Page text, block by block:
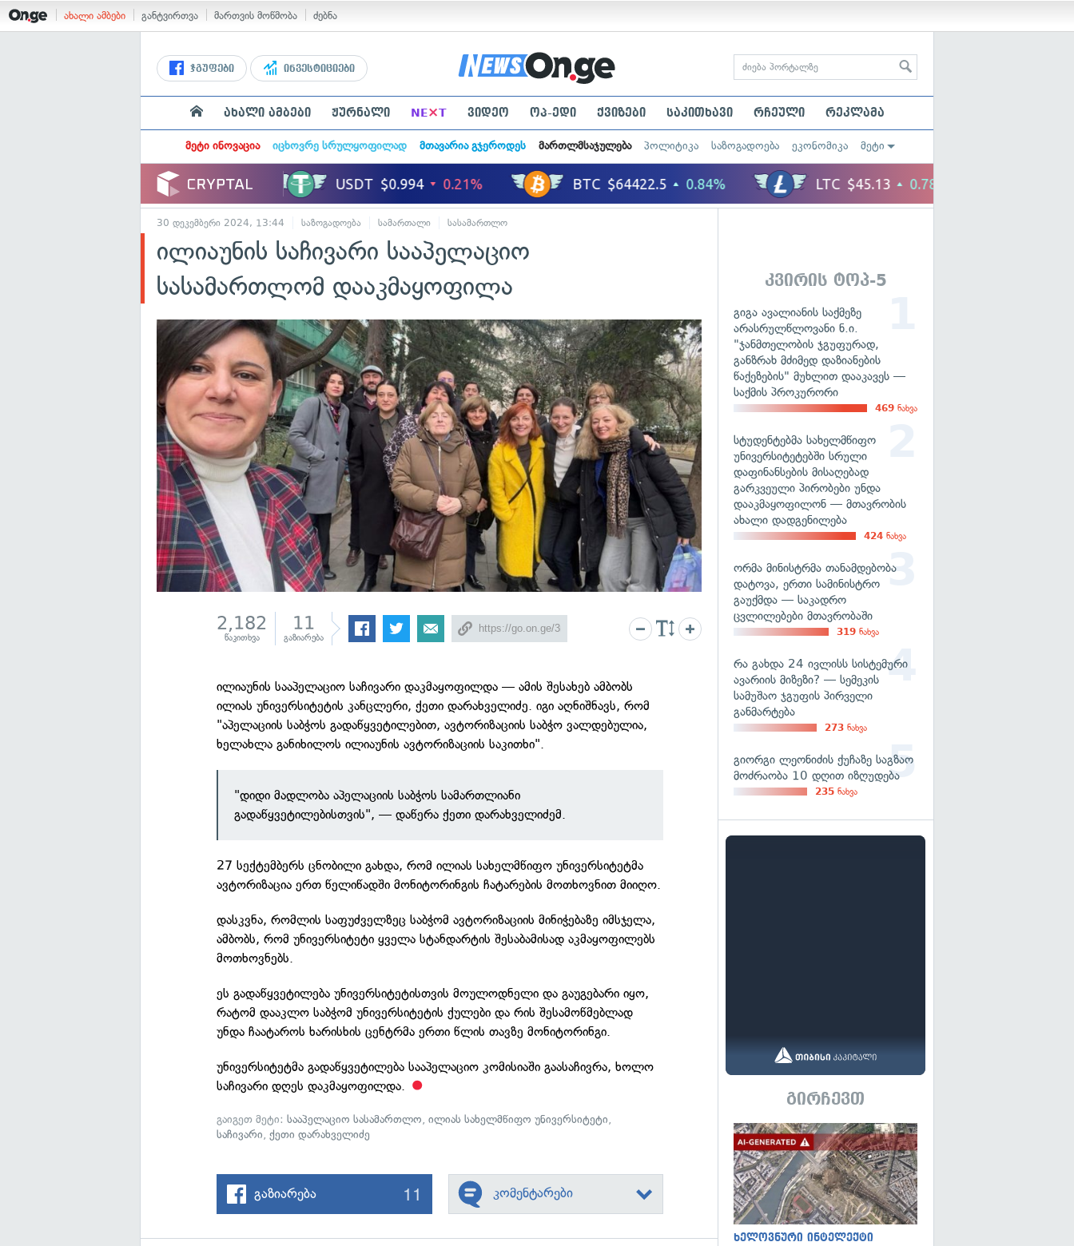
ახალი ამბები განტვირთვა მართვის მოწმობა ძებნა
ჯგუფები ინვესტიციები
ახალი ამბები ჟურნალი NE×T ვიდეო ოპ-ედი ქვიზები საკითხავი რჩეული რეკლამა
მეტი ინოვაცია იცხოვრე სრულყოფილად მთავარია გჯეროდეს მართლმსაჯულება პოლიტიკა საზოგადოება ეკონომიკა მეტი
30 დეკემბერი 2024, 13:44 საზოგადოება სამართალი სასამართლო
ილიაუნის საჩივარი სააპელაციო
სასამართლომ დააკმაყოფილა
2,182
წაკითხვა
11
გაზიარება
ილიაუნის სააპელაციო საჩივარი დაკმაყოფილდა — ამის შესახებ ამბობს
ილიას უნივერსიტეტის კანცლერი, ქეთი დარახველიძე. იგი აღნიშნავს, რომ
"აპელაციის საბჭოს გადაწყვეტილებით, ავტორიზაციის საბჭო ვალდებულია,
ხელახლა განიხილოს ილიაუნის ავტორიზაციის საკითხი".
"დიდი მადლობა აპელაციის საბჭოს სამართლიანი
გადაწყვეტილებისთვის", — დაწერა ქეთი დარახველიძემ.
27 სექტემბერს ცნობილი გახდა, რომ ილიას სახელმწიფო უნივერსიტეტმა
ავტორიზაცია ერთ წელიწადში მონიტორინგის ჩატარების მოთხოვნით მიიღო.
დასკვნა, რომლის საფუძველზეც საბჭომ ავტორიზაციის მინიჭებაზე იმსჯელა,
ამბობს, რომ უნივერსიტეტი ყველა სტანდარტის შესაბამისად აკმაყოფილებს
მოთხოვნებს.
ეს გადაწყვეტილება უნივერსიტეტისთვის მოულოდნელი და გაუგებარი იყო,
რატომ დააკლო საბჭომ უნივერსიტეტის ქულები და რის შესამოწმებლად
უნდა ჩაატაროს ხარისხის ცენტრმა ერთი წლის თავზე მონიტორინგი.
უნივერსიტეტმა გადაწყვეტილება სააპელაციო კომისიაში გაასაჩივრა, ხოლო
საჩივარი დღეს დაკმაყოფილდა.
გაიგეთ მეტი:სააპელაციო სასამართლო,ილიას სახელმწიფო უნივერსიტეტი,
საჩივარი,ქეთი დარახველიძე
გაზიარება 11 კომენტარები
კვირის ტოპ-5
გიგა ავალიანის საქმეზე
არასრულწლოვანი ნ.ი.
"ჯანმთელობის ჯგუფურად,
განზრახ მძიმედ დაზიანების
წაქეზების" მუხლით დააკავეს —
საქმის პროკურორი
469 ნახვა
სტუდენტებმა სახელმწიფო
უნივერსიტეტებში სრული
დაფინანსების მისაღებად
გარკვეული პირობები უნდა
დააკმაყოფილონ — მთავრობის
ახალი დადგენილება
424 ნახვა
ორმა მინისტრმა თანამდებობა
დატოვა, ერთი სამინისტრო
გაუქმდა — საკადრო
ცვლილებები მთავრობაში
319 ნახვა
რა გახდა 24 ივლისს სისტემური
ავარიის მიზეზი? — სემეკის
სამუშაო ჯგუფის პირველი
განმარტება
273 ნახვა
გიორგი ლეონიძის ქუჩაზე საგზაო
მოძრაობა 10 დღით იზღუდება
235 ნახვა
გირჩევთ
ხელოვნური ინტელექტი